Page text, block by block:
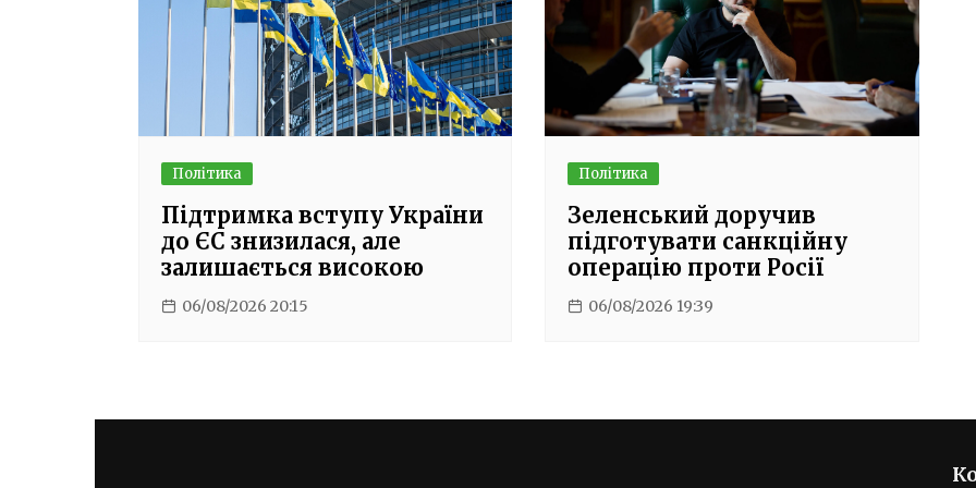
Політика
Підтримка вступу України
до ЄС знизилася, але
залишається високою
06/08/2026 20:15
Політика
Зеленський доручив
підготувати санкційну
операцію проти Росії
06/08/2026 19:39